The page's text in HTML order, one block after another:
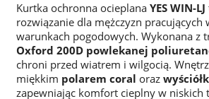
Kurtka ochronna ocieplana YES WIN-LJ
rozwiązanie dla mężczyzn pracujących
warunkach pogodowych. Wykonana z
Oxford 200D powlekanej
chroni przed wiatrem i wilgocią.
miękkim polarem coral oraz
zapewniając komfort cieplny w niskich